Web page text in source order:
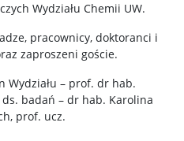
Wydziału Chemii UW.
pracownicy, doktoranci i
zaproszeni goście.
Wydziału – prof. dr hab.
ds. badań – dr hab. Karolina
prof. ucz.